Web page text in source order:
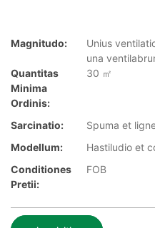
Magnitudo:
Unius
una
Quantitas
Minima
Ordinis:
30 ㎡
Sarcinatio:
Spuma et
Modellum:
Hastiludio et
Conditiones
Pretii:
FOB